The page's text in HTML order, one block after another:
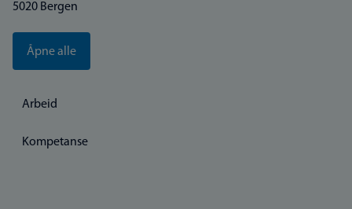
5020 Bergen
Åpne alle
Arbeid
Kompetanse